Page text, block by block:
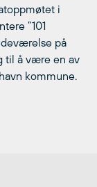
i
”101
på
til å være en av
kommune.